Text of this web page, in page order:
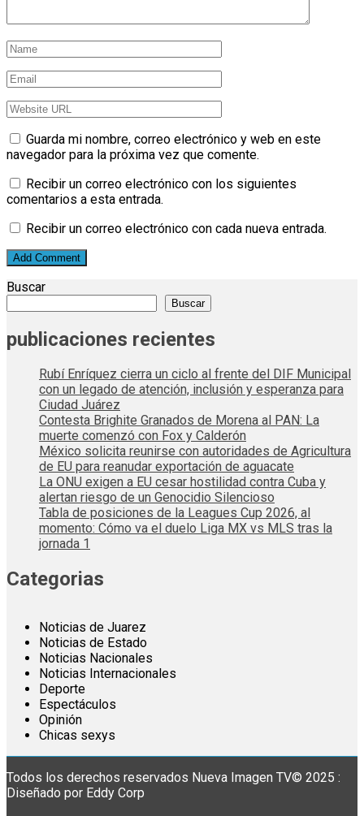
Guarda mi nombre, correo electrónico y web en este
navegador para la próxima vez que comente.
Recibir un correo electrónico con los siguientes
comentarios a esta entrada.
Recibir un correo electrónico con cada nueva entrada.
Buscar
Buscar
publicaciones recientes
Rubí Enríquez cierra un ciclo al frente del DIF Municipal
con un legado de atención, inclusión y esperanza para
Ciudad Juárez
Contesta Brighite Granados de Morena al PAN: La
muerte comenzó con Fox y Calderón
México solicita reunirse con autoridades de Agricultura
de EU para reanudar exportación de aguacate
La ONU exigen a EU cesar hostilidad contra Cuba y
alertan riesgo de un Genocidio Silencioso
Tabla de posiciones de la Leagues Cup 2026, al
momento: Cómo va el duelo Liga MX vs MLS tras la
jornada 1
Categorias
Noticias de Juarez
Noticias de Estado
Noticias Nacionales
Noticias Internacionales
Deporte
Espectáculos
Opinión
Chicas sexys
Todos los derechos reservados Nueva Imagen TV© 2025 :
Diseñado por Eddy Corp